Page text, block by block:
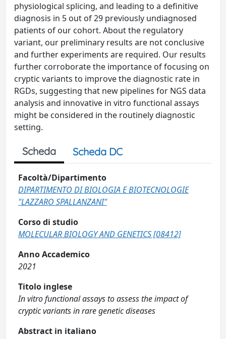
physiological splicing, and leading to a definitive
diagnosis in 5 out of 29 previously undiagnosed
patients of our cohort. About the regulatory
variant, our preliminary results are not conclusive
and further experiments are required. Our results
further corroborate the importance of focusing on
cryptic variants to improve the diagnostic rate in
RGDs, suggesting that new pipelines for NGS data
analysis and innovative in vitro functional assays
might be considered in the routinely diagnostic
setting.
Scheda Scheda DC
Facoltà/Dipartimento
DIPARTIMENTO DI BIOLOGIA E BIOTECNOLOGIE
"LAZZARO SPALLANZANI"
Corso di studio
MOLECULAR BIOLOGY AND GENETICS [08412]
Anno Accademico
2021
Titolo inglese
In vitro functional assays to assess the impact of
cryptic variants in rare genetic diseases
Abstract in italiano